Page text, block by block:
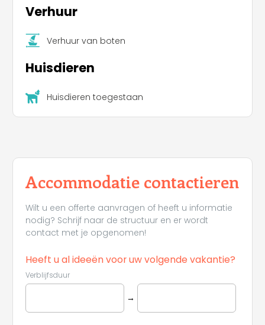
Verhuur
Verhuur van boten
Huisdieren
Huisdieren toegestaan
Accommodatie contactieren
Wilt u een offerte aanvragen of heeft u informatie
nodig? Schrijf naar de structuur en er wordt
contact met je opgenomen!
Heeft u al ideeën voor uw volgende vakantie?
Verblijfsduur
→